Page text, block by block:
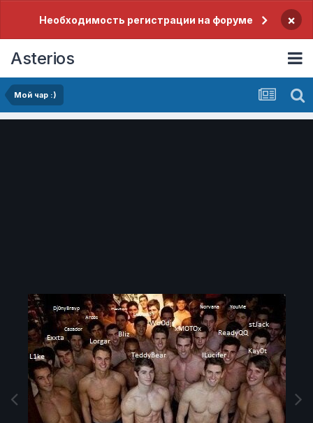
Необходимость регистрации на форуме ×
Asterios
Мой чар :)